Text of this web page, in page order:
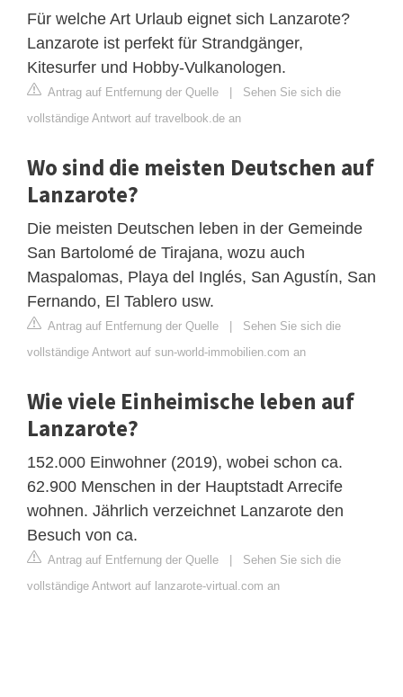
Für welche Art Urlaub eignet sich Lanzarote?
Lanzarote ist perfekt für Strandgänger,
Kitesurfer und Hobby-Vulkanologen.
Antrag auf Entfernung der Quelle | Sehen Sie sich die
vollständige Antwort auf travelbook.de an
Wo sind die meisten Deutschen auf
Lanzarote?
Die meisten Deutschen leben in der Gemeinde
San Bartolomé de Tirajana, wozu auch
Maspalomas, Playa del Inglés, San Agustín, San
Fernando, El Tablero usw.
Antrag auf Entfernung der Quelle | Sehen Sie sich die
vollständige Antwort auf sun-world-immobilien.com an
Wie viele Einheimische leben auf
Lanzarote?
152.000 Einwohner (2019), wobei schon ca.
62.900 Menschen in der Hauptstadt Arrecife
wohnen. Jährlich verzeichnet Lanzarote den
Besuch von ca.
Antrag auf Entfernung der Quelle | Sehen Sie sich die
vollständige Antwort auf lanzarote-virtual.com an